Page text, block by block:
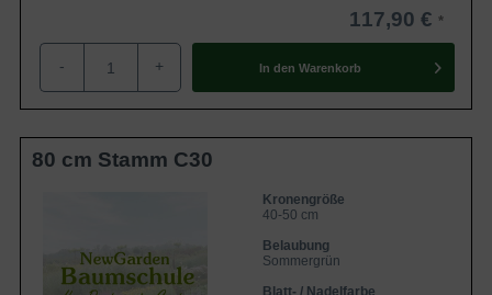
117,90 €
- + In den Warenkorb
80 cm Stamm C30
Kronengröße
40-50 cm
Belaubung
Sommergrün
Blatt- / Nadelfarbe